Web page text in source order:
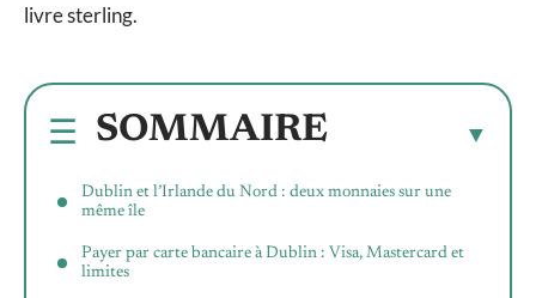
livre sterling.
SOMMAIRE
Dublin et l’Irlande du Nord : deux monnaies sur une
même île
Payer par carte bancaire à Dublin : Visa, Mastercard et
limites